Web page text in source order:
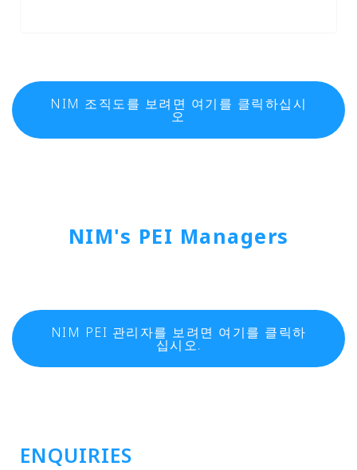
NIM 조직도를 보려면 여기를 클릭하십시
오
NIM's PEI Managers
NIM PEI 관리자를 보려면 여기를 클릭하
십시오.
ENQUIRIES